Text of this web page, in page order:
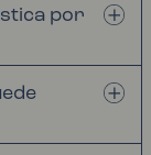
por